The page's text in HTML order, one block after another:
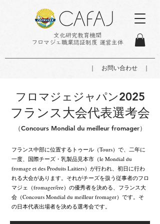
｜ お問い合わせ ｜
文化研究教育機関
フロマジェ職業認証制度 運営主体
フロマジェジャパン2025
フランス大会代表選考会
（Concours Mondial du meilleur fromager）
フランス中部に位置するトゥール（Tours）で、二年に
一度、国際チーズ・乳製品見本市（le Mondial du
fromage et des Produits Laitiers）が行われ、初日に行わ
れる大会があります。それがチーズを扱う従事者のフロ
マジェ（fromager/ère）の優秀者を決める、フランス大
会（Concours Mondial du meilleur fromager）です。そ
の日本代表出場者を決める選考会です。